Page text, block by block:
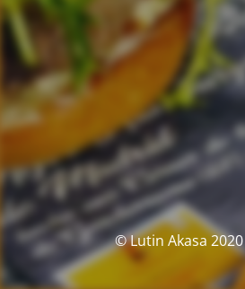
© Lutin Akasa